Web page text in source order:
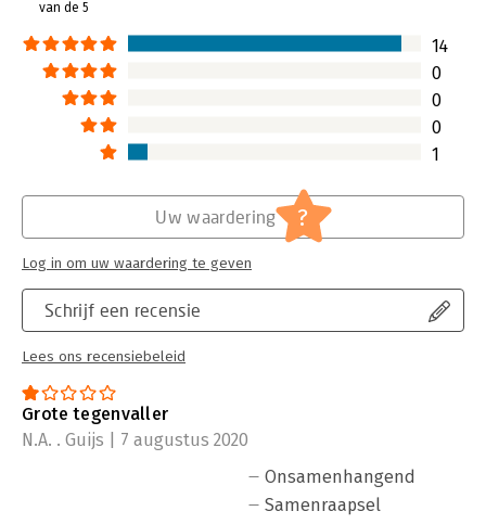
Betere Business
van de 5
14
0
0
0
1
Schrijf een recensie
Lees ons recensiebeleid
Uw waardering ?
Log in om uw waardering te geven
Grote tegenvaller
N.A. . Guijs | 7 augustus 2020
Onsamenhangend
Samenraapsel